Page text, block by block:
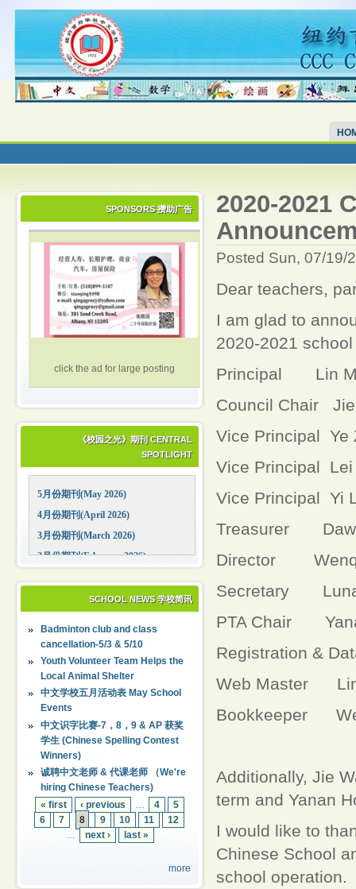
SPONSORS 攒助广告
click the ad for large posting
《校园之光》期刊 CENTRAL
SPOTLIGHT
5月份期刊(May 2026)
4月份期刊(April 2026)
3月份期刊(March 2026)
2月份期刊(February 2026)
12月份期刊(December 2025)
10月份期刊(October 2025)
09月份期刊(September 2025)
SCHOOL NEWS 学校简讯
Badminton club and class
cancellation-5/3 & 5/10
Youth Volunteer Team Helps the
Local Animal Shelter
中文学校五月活动表 May School
Events
中文识字比赛-7，8，9 & AP 获奖
学生 (Chinese Spelling Contest
Winners)
诚聘中文老师 & 代课老师 （We're
hiring Chinese Teachers)
« first
‹ previous … 4
5
6
7 8 9 10 11
12
…
next › last »
more
2020-2021
Posted Sun, 07/19/
Dear teachers,
I am glad to
2020-2021
Principal Lin
Council Chair Jie
Vice Principal Ye
Vice Principal Lei
Vice Principal Yi
Treasurer
Director
Secretary
PTA Chair
Registration &
Web Master
Bookkeeper
Additionally, Jie
term and Yanan
I would like to
Chinese School
school operation.